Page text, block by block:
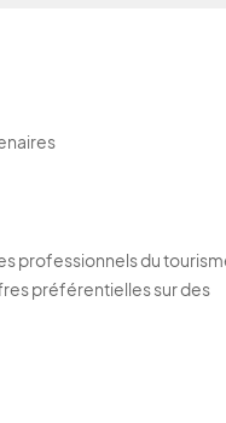
professionnels du
préférentielles sur des